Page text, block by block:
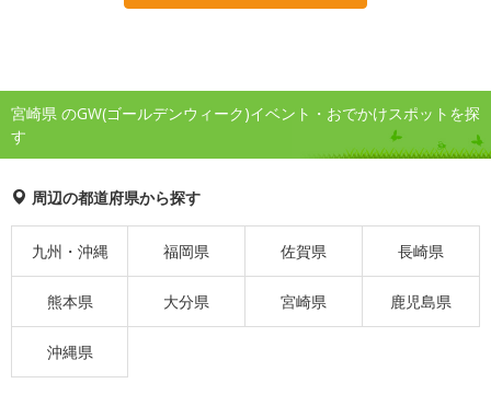
宮崎県 のGW(ゴールデンウィーク)イベント・おでかけスポットを探
す
周辺の都道府県から探す
九州・沖縄 福岡県 佐賀県 長崎県
熊本県 大分県 宮崎県 鹿児島県
沖縄県